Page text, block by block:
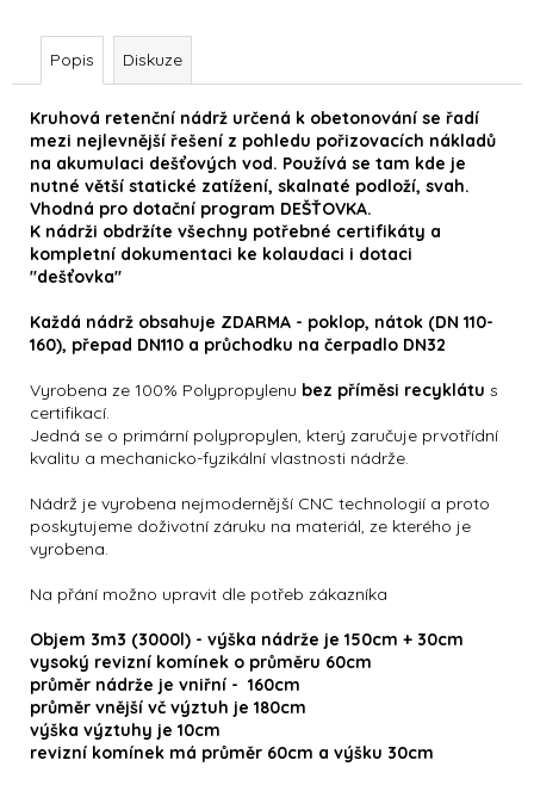
Popis Diskuze
Kruhová retenční nádrž určená k obetonování se řadí
mezi nejlevnější řešení z pohledu pořizovacích nákladů
na akumulaci dešťových vod. Používá se tam kde je
nutné větší statické zatížení, skalnaté podloží, svah.
Vhodná pro dotační program DEŠŤOVKA.
K nádrži obdržíte všechny potřebné certifikáty a
kompletní dokumentaci ke kolaudaci i dotaci
"dešťovka"
Každá nádrž obsahuje ZDARMA - poklop, nátok (DN 110-
160), přepad DN110 a průchodku na čerpadlo DN32
Vyrobena ze 100% Polypropylenu bez příměsi recyklátu s
certifikací.
Jedná se o primární polypropylen, který zaručuje prvotřídní
kvalitu a mechanicko-fyzikální vlastnosti nádrže.
Nádrž je vyrobena nejmodernější CNC technologií a proto
poskytujeme doživotní záruku na materiál, ze kterého je
vyrobena.
Na přání možno upravit dle potřeb zákazníka
Objem 3m3 (3000l) - výška nádrže je 150cm + 30cm
vysoký revizní komínek o průměru 60cm
průměr nádrže je vniřní - 160cm
průměr vnější vč výztuh je 180cm
výška výztuhy je 10cm
revizní komínek má průměr 60cm a výšku 30cm